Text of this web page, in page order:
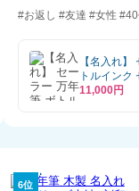
#お返し #友達 #女性
【名入れ
トルインク
ト おしゃれ
面- 》
11,000円
6位